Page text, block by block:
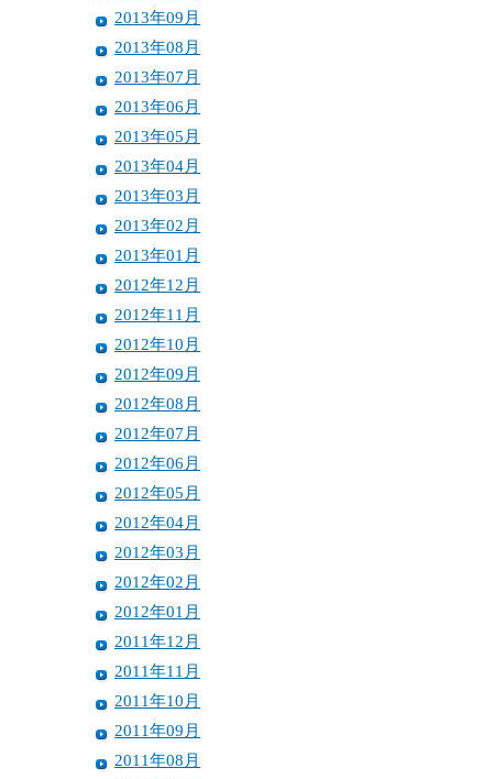
2013年09月
2013年08月
2013年07月
2013年06月
2013年05月
2013年04月
2013年03月
2013年02月
2013年01月
2012年12月
2012年11月
2012年10月
2012年09月
2012年08月
2012年07月
2012年06月
2012年05月
2012年04月
2012年03月
2012年02月
2012年01月
2011年12月
2011年11月
2011年10月
2011年09月
2011年08月